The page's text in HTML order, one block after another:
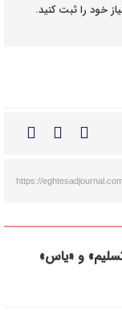
خود را ثبت کنید.
https://
و «یاس»